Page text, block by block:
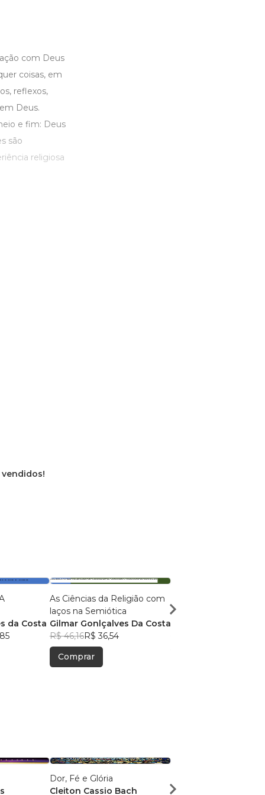
com Deus
coisas, em
reflexos,
Deus.
e fim: Deus
são
religiosa
vendidos!
da Costa
As Ciências da Religião com
laços na Semiótica
Gilmar Gonlçalves Da Costa
R$ 46,16R$ 36,54
Comprar
APLICADA
Dor, Fé e Glória
Cleiton Cassio Bach
Simone Lacerda